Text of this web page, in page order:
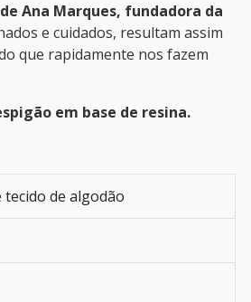
Ana Marques, fundadora da
e cuidados, resultam assim
que rapidamente nos fazem
em base de resina.
de algodão